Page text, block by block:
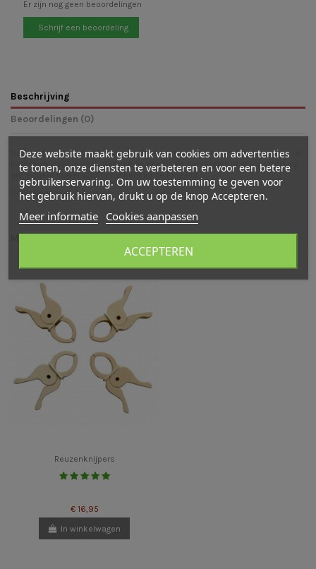
Er zijn nog geen beoordelingen
Schrijf een beoordeling
Beschrijving
Beoordelingen (0)
Deze set bestaande uit 4 elastische ringen zijn ideaal als toevoeging op de
houten reuzenknijpers . Gebruik de ringen als vervanging of als versterking
als je meer duwkracht nodig hebt bij de knijpers.
Doorsnede ring: 3,5 cm
Reuzenknijpers
€ 16,95
In winkelwagen
Deze website maakt gebruik van cookies om advertenties
te tonen, onze diensten te verbeteren en voor een betere
gebruikerservaring. Om uw toestemming te geven voor
het gebruik hiervan, drukt u op de knop Accepteren.
Meer informatie Cookies aanpassen
ACCEPTEREN